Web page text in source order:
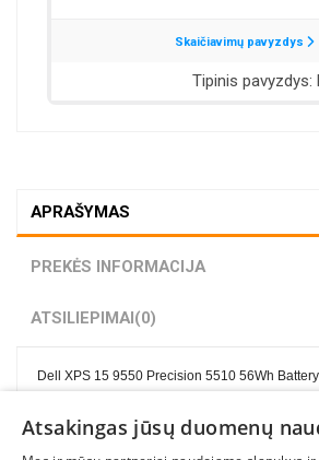
APRAŠYMAS
PREKĖS INFORMACIJA
ATSILIEPIMAI(0)
Dell XPS 15 9550 Precision 5510 56Wh
Atsakingas jūsų duomenų